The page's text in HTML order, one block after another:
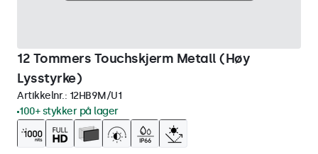
12 Tommers Touchskjerm Metall (Høy
Lysstyrke)
Artikkelnr.: 12HB9M/U1
100+ stykker på lager